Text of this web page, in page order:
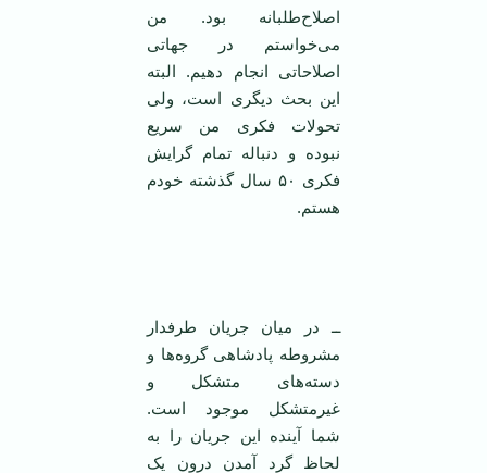
اصلاح‌طلبانه بود. من
می‌خواستم در جهاتی
اصلاحاتی انجام دهیم. البته
این بحث دیگری است، ولی
تحولات فکری من سریع
نبوده و دنباله تمام گرایش
فکری ۵۰ سال گذشته خودم
هستم.
ــ در میان جریان طرفدار
مشروطه پادشاهی گروه‌ها و
دسته‌های متشکل و
غیرمتشکل موجود است.
شما آینده‌ این جریان را به
لحاظ گرد آمدن درون یک